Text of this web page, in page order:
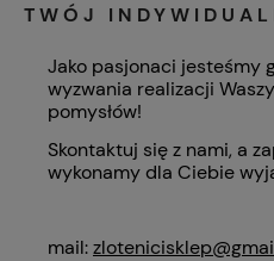
TWÓJ
Jako pasjonaci jesteśmy
wyzwania realizacji
pomysłów!
Skontaktuj się z nami, a
wykonamy dla Ciebie
mail: